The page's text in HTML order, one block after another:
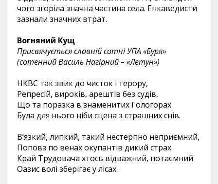
чого згоріла значна частина села. Енкаведисти
зазнали значних втрат.
Вогняний Кущ
Присвячується славній сотні УПА «Буря»
(сотенний Василь Нагірний – «Летун»)
НКВС так звик до чисток і терору,
Репресій, вироків, арештів без судів,
Що та поразка в знаменитих Гологорах
Була для нього ніби сцена з страшних снів.
Вʼязкий, липкий, такий нестерпно неприємний,
Поповз по венах окупантів дикий страх.
Край Трудовача хтось відважний, потаємний
Оазис волі зберігає у лісах.